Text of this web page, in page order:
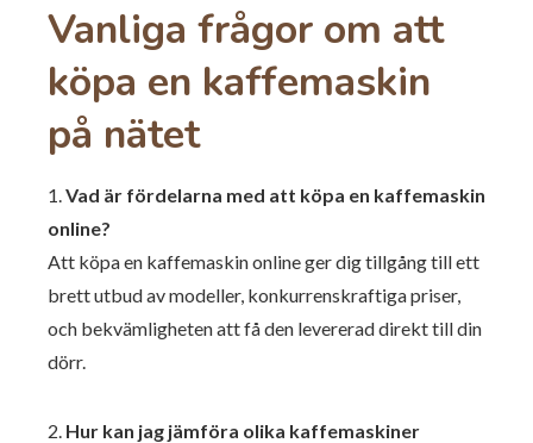
Vanliga frågor om att
köpa en kaffemaskin
på nätet
1.Vad är fördelarna med att köpa en kaffemaskin
online?
Att köpa en kaffemaskin online ger dig tillgång till ett
brett utbud av modeller, konkurrenskraftiga priser,
och bekvämligheten att få den levererad direkt till din
dörr.
2. Hur kan jag jämföra olika kaffemaskiner